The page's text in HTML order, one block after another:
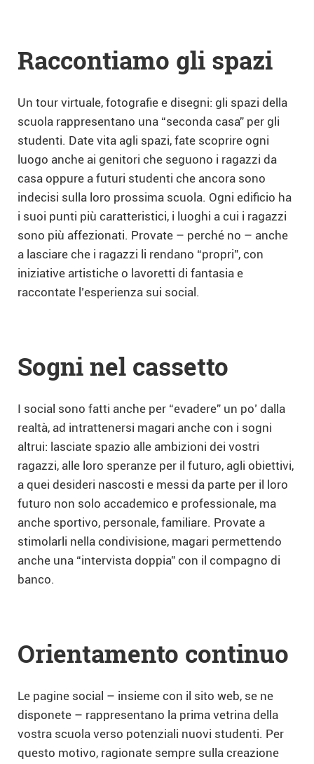
Raccontiamo gli spazi
Un tour virtuale, fotografie e disegni: gli spazi della
scuola rappresentano una “seconda casa” per gli
studenti. Date vita agli spazi, fate scoprire ogni
luogo anche ai genitori che seguono i ragazzi da
casa oppure a futuri studenti che ancora sono
indecisi sulla loro prossima scuola. Ogni edificio ha
i suoi punti più caratteristici, i luoghi a cui i ragazzi
sono più affezionati. Provate – perché no – anche
a lasciare che i ragazzi li rendano “propri”, con
iniziative artistiche o lavoretti di fantasia e
raccontate l’esperienza sui social.
Sogni nel cassetto
I social sono fatti anche per “evadere” un po’ dalla
realtà, ad intrattenersi magari anche con i sogni
altrui: lasciate spazio alle ambizioni dei vostri
ragazzi, alle loro speranze per il futuro, agli obiettivi,
a quei desideri nascosti e messi da parte per il loro
futuro non solo accademico e professionale, ma
anche sportivo, personale, familiare. Provate a
stimolarli nella condivisione, magari permettendo
anche una “intervista doppia” con il compagno di
banco.
Orientamento continuo
Le pagine social – insieme con il sito web, se ne
disponete – rappresentano la prima vetrina della
vostra scuola verso potenziali nuovi studenti. Per
questo motivo, ragionate sempre sulla creazione